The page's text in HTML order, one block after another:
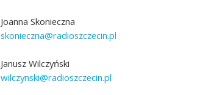
Joanna Skonieczna
skonieczna@radioszczecin.pl
Janusz Wilczyński
wilczynski@radioszczecin.pl